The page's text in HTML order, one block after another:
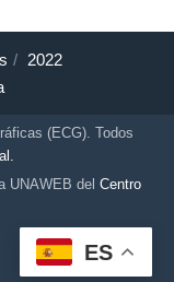
ES
2022
(ECG). Todos
UNAWEB del Centro